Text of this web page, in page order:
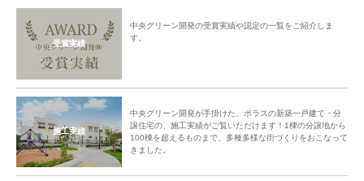
受賞実績
中央グリーン開発の受賞実績や認定の一覧をご紹介しま
す。
施工実績
中央グリーン開発が手掛けた、ポラスの新築一戸建て・分
譲住宅の、施工実績がご覧いただけます！1棟の分譲地から
100棟を超えるものまで、多種多様な街づくりをおこなって
きました。